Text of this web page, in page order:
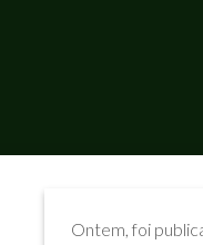
Ontem, foi